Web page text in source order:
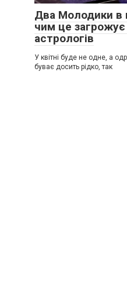
Два Молодики в
чим це
астрологів
У квітні буде не одне, а
буває досить рідко, так